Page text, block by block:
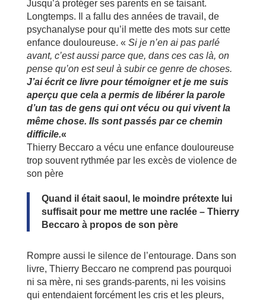
Jusqu’à protéger ses parents en se taisant.
Longtemps. Il a fallu des années de travail, de
psychanalyse pour qu’il mette des mots sur cette
enfance douloureuse. « Si je n’en ai pas parlé
avant, c’est aussi parce que, dans ces cas là, on
pense qu’on est seul à subir ce genre de choses.
J’ai écrit ce livre pour témoigner et je me suis
aperçu que cela a permis de libérer la parole
d’un tas de gens qui ont vécu ou qui vivent la
même chose. Ils sont passés par ce chemin
difficile.«
Thierry Beccaro a vécu une enfance douloureuse
trop souvent rythmée par les excès de violence de
son père
Quand il était saoul, le moindre prétexte lui
suffisait pour me mettre une raclée – Thierry
Beccaro à propos de son père
Rompre aussi le silence de l’entourage. Dans son
livre, Thierry Beccaro ne comprend pas pourquoi
ni sa mère, ni ses grands-parents, ni les voisins
qui entendaient forcément les cris et les pleurs,